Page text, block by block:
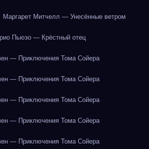
Маргарет Митчелл — Унесённые ветром
Пьюзо — Крёстный отец
— Приключения Тома Сойера
— Приключения Тома Сойера
— Приключения Тома Сойера
— Приключения Тома Сойера
— Приключения Тома Сойера